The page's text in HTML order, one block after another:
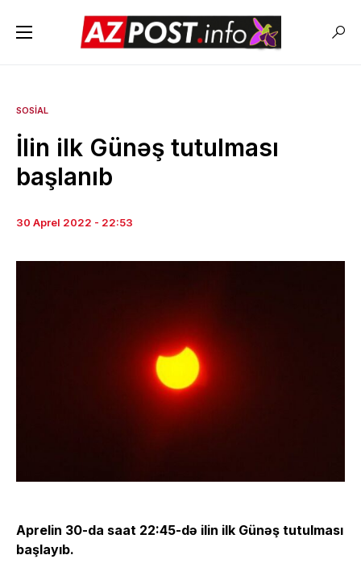
SOSIAL
İlin ilk Günəş tutulması
başlanıb
30 Aprel 2022 - 22:53
Aprelin 30-da saat 22:45-də ilin ilk Günəş tutulması
başlayıb.